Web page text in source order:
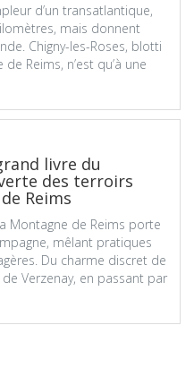
d’un transatlantique,
mais donnent
Chigny-les-Roses, blotti
Reims, n’est qu’à une
livre du
des terroirs
Reims
Montagne de Reims porte
mêlant pratiques
Du charme discret de
Verzenay, en passant par